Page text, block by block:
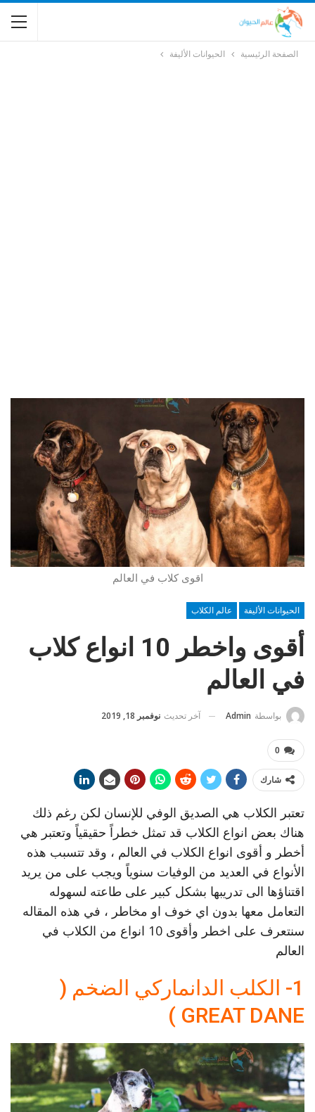
الصفحة الرئيسية الحيوانات الأليفة
اقوى كلاب في العالم
الحيوانات الأليفة عالم الكلاب
أقوى واخطر 10 انواع كلاب
في العالم
بواسطة Admin آخر تحديث نوفمبر 18, 2019
0
شارك
تعتبر الكلاب هي الصديق الوفي للإنسان لكن رغم ذلك
هناك بعض انواع الكلاب قد تمثل خطراً حقيقياً وتعتبر هي
أخطر و أقوى انواع الكلاب في العالم ، وقد تتسبب هذه
الأنواع في العديد من الوفيات سنوياً ويجب على من يريد
اقتناؤها الى تدريبها بشكل كبير على طاعته لسهوله
التعامل معها بدون اي خوف او مخاطر ، في هذه المقاله
سنتعرف على اخطر وأقوى 10 انواع من الكلاب في
العالم
1- الكلب الدانماركي الضخم (
GREAT DANE )